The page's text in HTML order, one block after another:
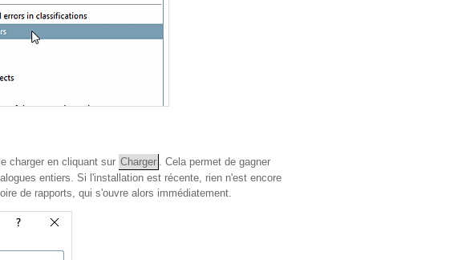
charger en cliquant sur Charger . Cela permet de gagner
entiers. Si l'installation est récente, rien n'est encore
de rapports, qui s'ouvre alors immédiatement.